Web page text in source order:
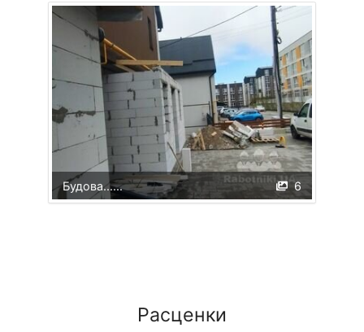
6
Будова......
Расценки